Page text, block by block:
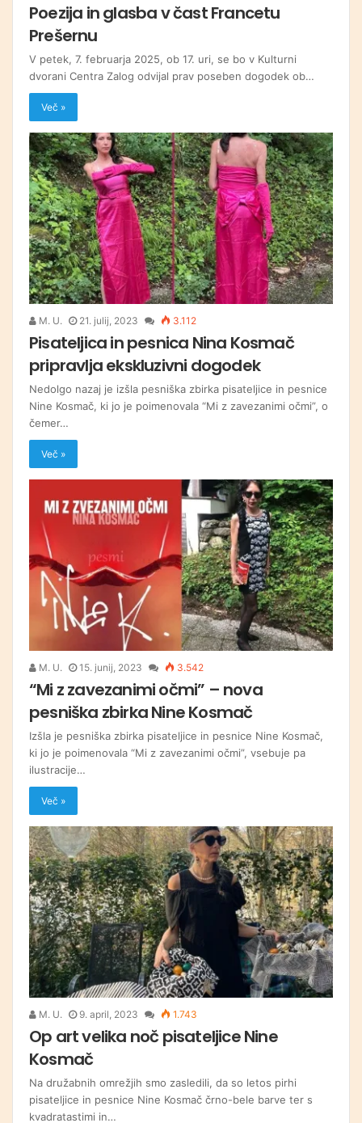
Poezija in glasba v čast Francetu
Prešernu
V petek, 7. februarja 2025, ob 17. uri, se bo v Kulturni
dvorani Centra Zalog odvijal prav poseben dogodek ob…
Več »
M. U. 21. julij, 2023 3.112
Pisateljica in pesnica Nina Kosmač
pripravlja ekskluzivni dogodek
Nedolgo nazaj je izšla pesniška zbirka pisateljice in pesnice
Nine Kosmač, ki jo je poimenovala “Mi z zavezanimi očmi”, o
čemer…
Več »
M. U. 15. junij, 2023 3.542
“Mi z zavezanimi očmi” – nova
pesniška zbirka Nine Kosmač
Izšla je pesniška zbirka pisateljice in pesnice Nine Kosmač,
ki jo je poimenovala “Mi z zavezanimi očmi”, vsebuje pa
ilustracije…
Več »
M. U. 9. april, 2023 1.743
Op art velika noč pisateljice Nine
Kosmač
Na družabnih omrežjih smo zasledili, da so letos pirhi
pisateljice in pesnice Nine Kosmač črno-bele barve ter s
kvadratastimi in…